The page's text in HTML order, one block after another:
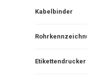
Kabelbinder
Etikettendrucker